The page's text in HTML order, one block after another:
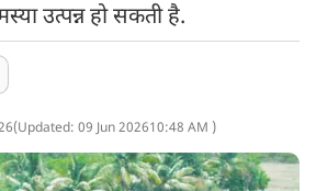
उत्पन्न हो सकती है.
(Updated: 09 Jun 202610:48 AM )